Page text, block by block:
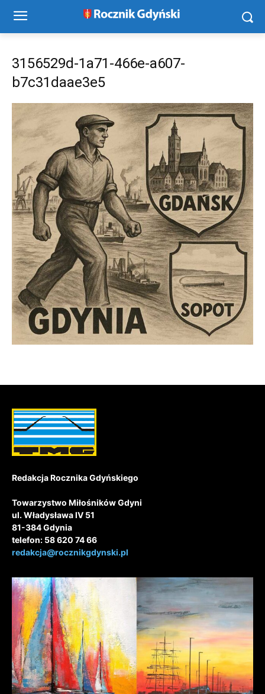
3156529d-1a71-466e-a607-
b7c31daae3e5
Redakcja Rocznika Gdyńskiego
Towarzystwo Miłośników Gdyni
ul. Władysława IV 51
81-384 Gdynia
telefon: 58 620 74 66
redakcja@rocznikgdynski.pl